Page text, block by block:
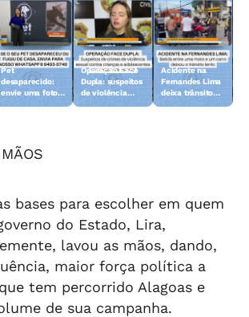
Pet
desaparecido:
envie uma foto
Operação Face
Dupla: suspeitos
de violência
Acidente na
Fernandes Lima
deixa trânsito
bases para escolher em quem
do Estado, Lira,
lavou as mãos, dando,
maior força política a
tem percorrido Alagoas e
de sua campanha.